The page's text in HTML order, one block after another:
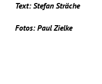
Text: Stefan Sträche
Fotos: Paul Zielke